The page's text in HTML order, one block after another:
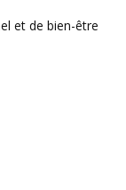
et de bien-être